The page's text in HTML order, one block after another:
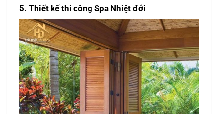
5. Thiết kế thi công Spa Nhiệt đới